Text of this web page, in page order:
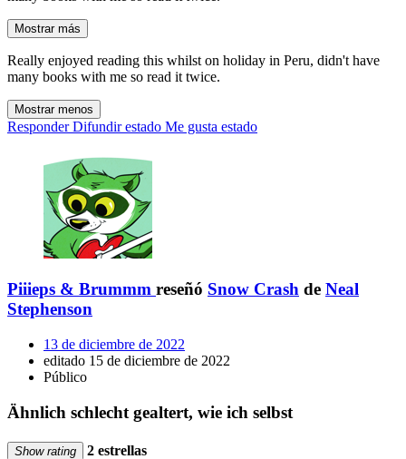
Mostrar más
Really enjoyed reading this whilst on holiday in Peru, didn't have
many books with me so read it twice.
Mostrar menos
Responder Difundir estado Me gusta estado
Piiieps & Brummm reseñó Snow Crash de Neal
Stephenson
13 de diciembre de 2022
editado 15 de diciembre de 2022
Público
Ähnlich schlecht gealtert, wie ich selbst
Show rating 2 estrellas